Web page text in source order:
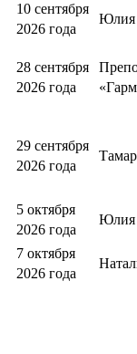
10 сентября
2026 года
Юлия
28 сентября
2026 года
29 сентября
2026 года
5 октября
2026 года
Юлия
7 октября
2026 года